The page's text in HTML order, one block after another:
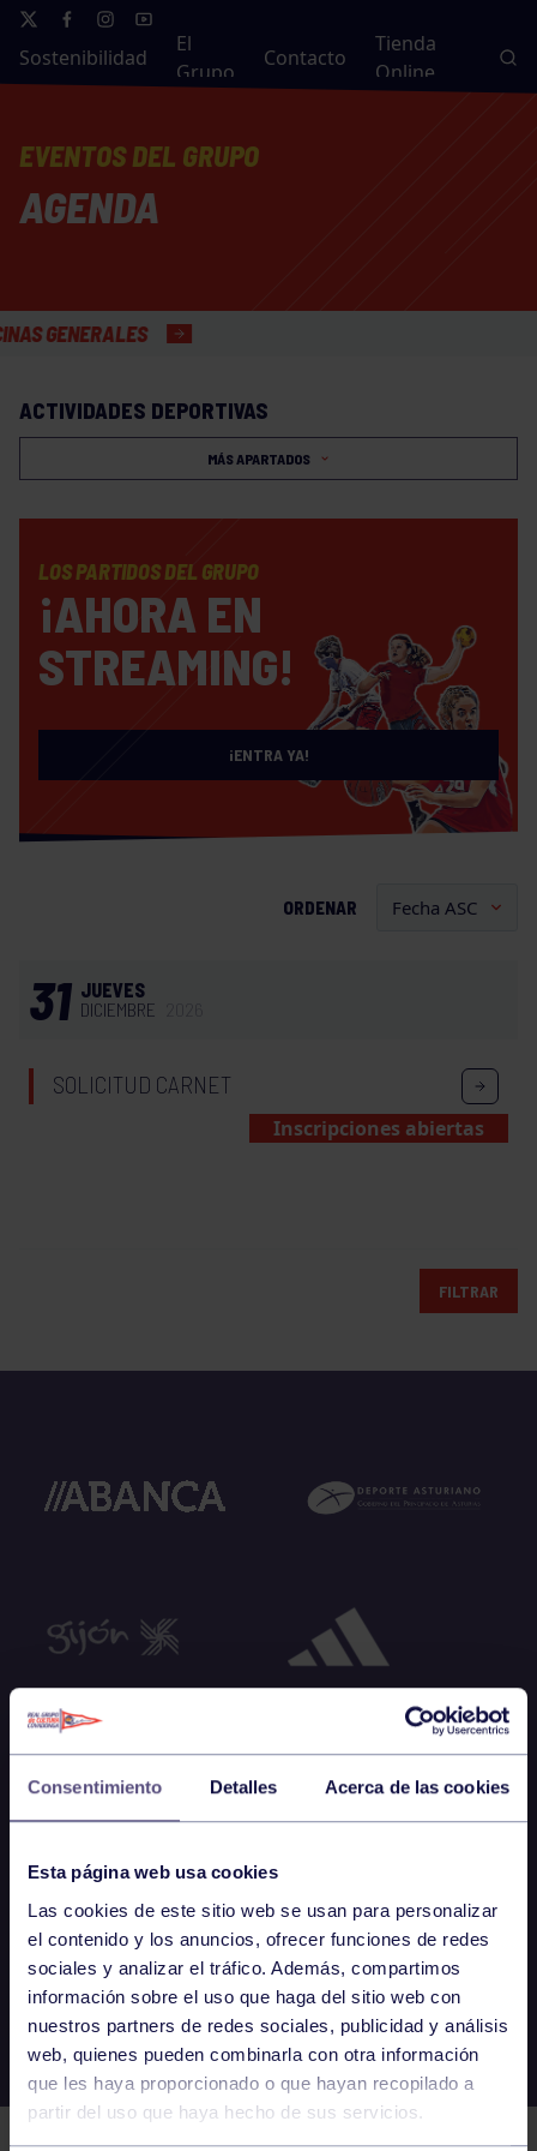
Consentimiento Detalles Acerca de las cookies
Esta página web usa cookies
Las cookies de este sitio web se usan para personalizar
el contenido y los anuncios, ofrecer funciones de redes
sociales y analizar el tráfico. Además, compartimos
información sobre el uso que haga del sitio web con
nuestros partners de redes sociales, publicidad y análisis
web, quienes pueden combinarla con otra información
que les haya proporcionado o que hayan recopilado a
partir del uso que haya hecho de sus servicios.
Sostenibilidad
El
Grupo
Contacto
Tienda
Online
EVENTOS DEL GRUPO
AGENDA
ACTIVIDADES DEPORTIVAS
MÁS APARTADOS
LOS PARTIDOS DEL GRUPO
¡AHORA EN
STREAMING!
¡ENTRA YA!
ORDENAR
31 JUEVES
DICIEMBRE
SOLICITUD CARNET
Inscripciones abiertas
FILTRAR